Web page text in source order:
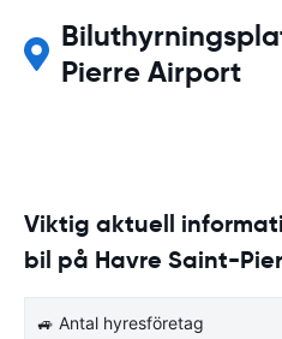
Pierre Airport
Viktig aktuell
bil på Havre Saint-
🚙 Antal hyresföretag